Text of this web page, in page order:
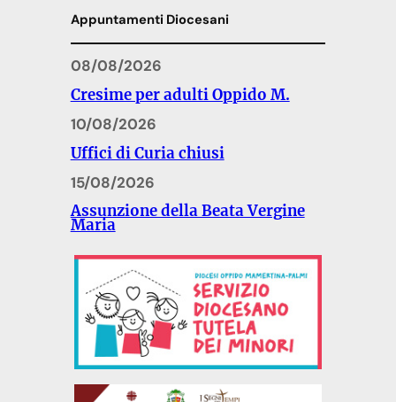
Appuntamenti Diocesani
08/08/2026
Cresime per adulti Oppido M.
10/08/2026
Uffici di Curia chiusi
15/08/2026
Assunzione della Beata Vergine
Maria